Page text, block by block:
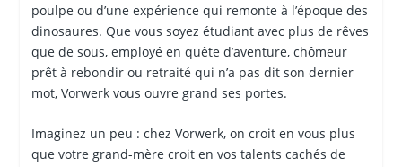
poulpe ou d’une expérience qui remonte à l’époque des
dinosaures. Que vous soyez étudiant avec plus de rêves
que de sous, employé en quête d’aventure, chômeur
prêt à rebondir ou retraité qui n’a pas dit son dernier
mot, Vorwerk vous ouvre grand ses portes.
Imaginez un peu : chez Vorwerk, on croit en vous plus
que votre grand-mère croit en vos talents cachés de